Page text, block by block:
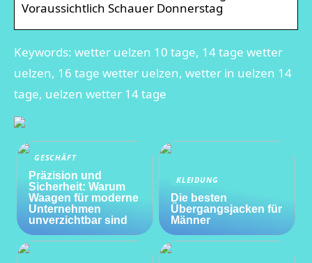
Voraussichtlich Schauer Donnerstag
Keywords: wetter uelzen 10 tage, 14 tage wetter
uelzen, 16 tage wetter uelzen, wetter in uelzen 14
tage, uelzen wetter 14 tage
GESCHÄFT
Präzision und
Sicherheit: Warum
Waagen für moderne
Unternehmen
unverzichtbar sind
KLEIDUNG
Die besten
Übergangsjacken für
Männer